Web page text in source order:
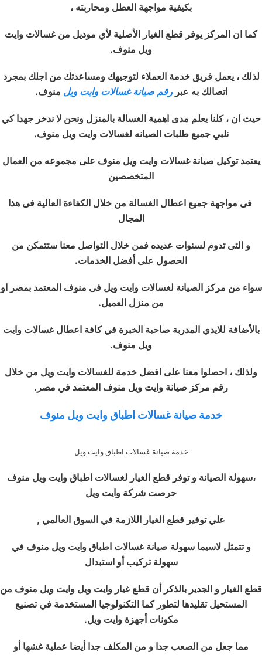
بكيفية مواجهة العطل ومحاربته ،
كما ان المركز يوفر قطع الغيار الأصلية لأي موديل من غسالات وايت
ويل منوف.
لذلك ، يعمل فريق خدمة العملاء لتوجيهك ومساعدتك من اجلك بمجرد
اتصالك به عبررقم صيانة غسالات وايت ويل منوف.
حيث ان ، كلنا يعلم مدى اهمية الغسالة بالمنزل ونحن لا ندخر جهدا كي
نلبي جميع طلبات الصيانه لغسالات وايت ويل منوف.
يعتمد توكيل صيانة غسالات وايت ويل منوف على مجموعه من العمال
المتخصصين
فى مواجهة جميع اعطال الغسالة من خلال الكفاءة العالية فى هذا
المجال
و التى تدوم لسنوات عديده فمن خلال التواصل معنا ستتمكن من
الحصول على أفضل الخدمات.
سواء من مركز الصيانة لغسالات وايت ويل فى منوف المعتمد بمصر او
من منزل العميل.
بالأضافة للايدي المدربة صاحبة الخبرة في كافة اعطال غسالات وايت
ويل منوف.
ولذلك ، احصلوا معنا على افضل خدمة للغسالات وايت ويل من خلال
رقم مركز صيانة وايت ويل منوف المعتمد في مصر.
خدمة صيانة غسالات اطباق وايت ويل منوف
خدمة صيانة غسالات اطباق وايت ويل
،سهولة الصيانة و توفر قطع الغيار لغسالات اطباق وايت ويل منوف
حرصت شركة وايت ويل
علي توفير قطع الغيار اللازمة في السوق العالمي ,
و تتمثل لاسيما سهولة صيانة غسالات اطباق وايت ويل منوف في
سهولة تركيب أو استبدال
قطع الغيار و الجدير بالذكر أن قطع غيار وايت ويل وايت ويل منوف من
المستحيل تقليدها لتطور كما التكنولوجيا المستخدمة في تصنيع
مكونات أجهزة وايت ويل.
مما جعل من الصعب جدا و من المكلف جدا أيضا عملية غشها أو